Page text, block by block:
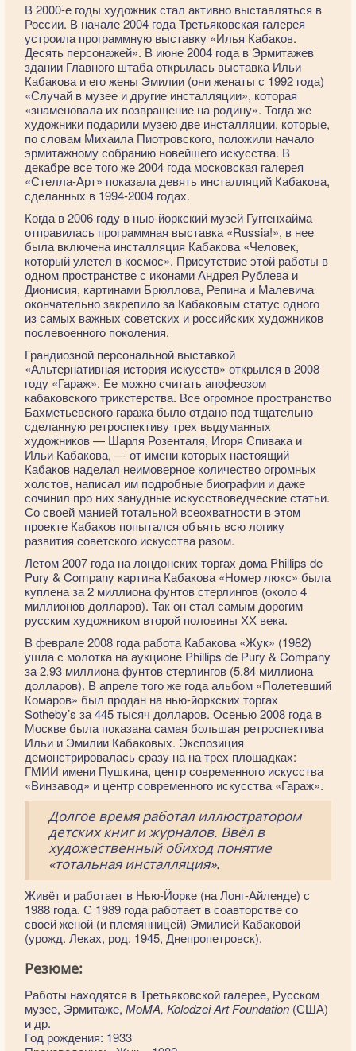
В 2000-е годы художник стал активно выставляться в
России. В начале 2004 года Третьяковская галерея
устроила программную выставку «Илья Кабаков.
Десять персонажей». В июне 2004 года в Эрмитажев
здании Главного штаба открылась выставка Ильи
Кабакова и его жены Эмилии (они женаты с 1992 года)
«Случай в музее и другие инсталляции», которая
«знаменовала их возвращение на родину». Тогда же
художники подарили музею две инсталляции, которые,
по словам Михаила Пиотровского, положили начало
эрмитажному собранию новейшего искусства. В
декабре все того же 2004 года московская галерея
«Стелла-Арт» показала девять инсталляций Кабакова,
сделанных в 1994-2004 годах.
Когда в 2006 году в нью-йоркский музей Гуггенхайма
отправилась программная выставка «Russia!», в нее
была включена инсталляция Кабакова «Человек,
который улетел в космос». Присутствие этой работы в
одном пространстве с иконами Андрея Рублева и
Дионисия, картинами Брюллова, Репина и Малевича
окончательно закрепило за Кабаковым статус одного
из самых важных советских и российских художников
послевоенного поколения.
Грандиозной персональной выставкой
«Альтернативная история искусств» открылся в 2008
году «Гараж». Ее можно считать апофеозом
кабаковского трикстерства. Все огромное пространство
Бахметьевского гаража было отдано под тщательно
сделанную ретроспективу трех выдуманных
художников — Шарля Розенталя, Игоря Спивака и
Ильи Кабакова, — от имени которых настоящий
Кабаков наделал неимоверное количество огромных
холстов, написал им подробные биографии и даже
сочинил про них занудные искусствоведческие статьи.
Со своей манией тотальной всеохватности в этом
проекте Кабаков попытался объять всю логику
развития советского искусства разом.
Летом 2007 года на лондонских торгах дома Phillips de
Pury & Company картина Кабакова «Номер люкс» была
куплена за 2 миллиона фунтов стерлингов (около 4
миллионов долларов). Так он стал самым дорогим
русским художником второй половины ХХ века.
В феврале 2008 года работа Кабакова «Жук» (1982)
ушла с молотка на аукционе Phillips de Pury & Company
за 2,93 миллиона фунтов стерлингов (5,84 миллиона
долларов). В апреле того же года альбом «Полетевший
Комаров» был продан на нью-йоркских торгах
Sotheby’s за 445 тысяч долларов. Осенью 2008 года в
Москве была показана самая большая ретроспектива
Ильи и Эмилии Кабаковых. Экспозиция
демонстрировалась сразу на на трех площадках:
ГМИИ имени Пушкина, центр современного искусства
«Винзавод» и центр современного искусства «Гараж».
Долгое время работал иллюстратором
детских книг и журналов. Ввёл в
художественный обиход понятие
«тотальная инсталляция».
Живёт и работает в Нью-Йорке (на Лонг-Айленде) с
1988 года. С 1989 года работает в соавторстве со
своей женой (и племянницей) Эмилией Кабаковой
(урожд. Леках, род. 1945, Днепропетровск).
Резюме:
Работы находятся в Третьяковской галерее, Русском
музее, Эрмитаже, МоMA, Kolodzei Art Foundation (США)
и др.
Год рождения: 1933